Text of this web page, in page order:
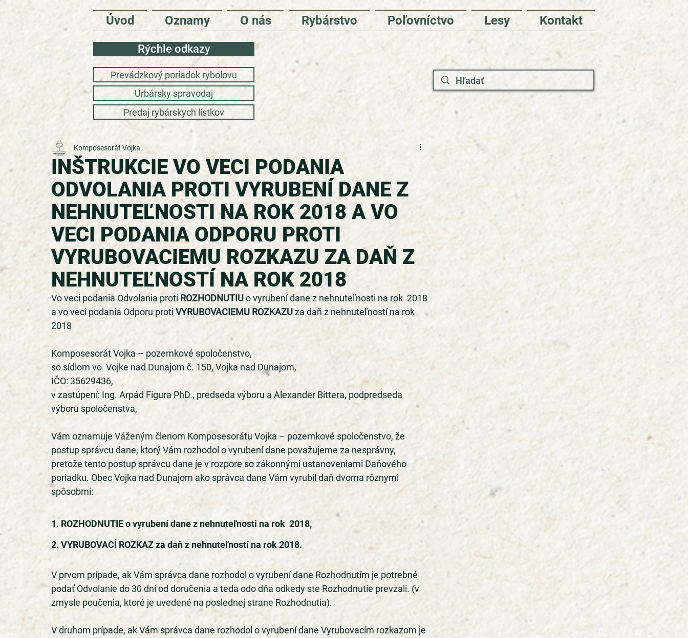
Úvod Oznamy O nás Rybárstvo Poľovníctvo Lesy Kontakt
Rýchle odkazy
Prevádzkový poriadok rybolovu
Urbársky spravodaj
Predaj rybárskych lístkov
INŠTRUKCIE VO VECI PODANIA
ODVOLANIA PROTI VYRUBENÍ DANE Z
NEHNUTEĽNOSTI NA ROK 2018 A VO
VECI PODANIA ODPORU PROTI
VYRUBOVACIEMU ROZKAZU ZA DAŇ Z
NEHNUTEĽNOSTÍ NA ROK 2018
Komposesorát Vojka
Vo veci podania Odvolania proti ROZHODNUTIU o vyrubení dane z nehnuteľnosti na rok  2018
a vo veci podania Odporu proti VYRUBOVACIEMU ROZKAZU za daň z nehnuteľností na rok
2018
Komposesorát Vojka – pozemkové spoločenstvo,
so sídlom vo  Vojke nad Dunajom č. 150, Vojka nad Dunajom,
IČO: 35629436,
v zastúpení: Ing. Arpád Figura PhD., predseda výboru a Alexander Bittera, podpredseda
výboru spoločenstva,
Vám oznamuje Váženým členom Komposesorátu Vojka – pozemkové spoločenstvo, že
postup správcu dane, ktorý Vám rozhodol o vyrubení dane považujeme za nesprávny,
pretože tento postup správcu dane je v rozpore so zákonnými ustanoveniami Daňového
poriadku. Obec Vojka nad Dunajom ako správca dane Vám vyrubil daň dvoma rôznymi
spôsobmi:
1. ROZHODNUTIE o vyrubení dane z nehnuteľnosti na rok  2018,
2. VYRUBOVACĺ ROZKAZ za daň z nehnuteľností na rok 2018.
V prvom prípade, ak Vám správca dane rozhodol o vyrubení dane Rozhodnutím je potrebné
podať Odvolanie do 30 dní od doručenia a teda odo dňa odkedy ste Rozhodnutie prevzali. (v
zmysle poučenia, ktoré je uvedené na poslednej strane Rozhodnutia).
V druhom prípade, ak Vám správca dane rozhodol o vyrubení dane Vyrubovacím rozkazom je